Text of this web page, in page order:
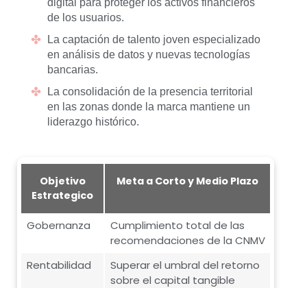
de los usuarios.
La captación de talento joven especializado
en análisis de datos y nuevas tecnologías
bancarias.
La consolidación de la presencia territorial
en las zonas donde la marca mantiene un
liderazgo histórico.
Objetivo
Estrategico
Meta a Corto y Medio Plazo
Gobernanza
Cumplimiento total de las
recomendaciones de la CNMV
Rentabilidad
Superar el umbral del retorno
sobre el capital tangible